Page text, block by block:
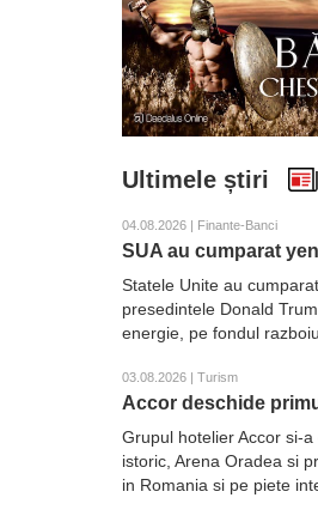
Ultimele știri
04.08.2026 | Finante-Banci
SUA au cumparat
Statele Unite au
presedintele Donald
energie, pe fondul
03.08.2026 | Turism
Accor deschide
Grupul hotelier Accor si-
istoric, Arena Oradea si
in Romania si pe piete